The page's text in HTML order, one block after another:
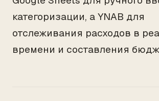
категоризации, а YNAB для
отслеживания расходов в
времени и составления